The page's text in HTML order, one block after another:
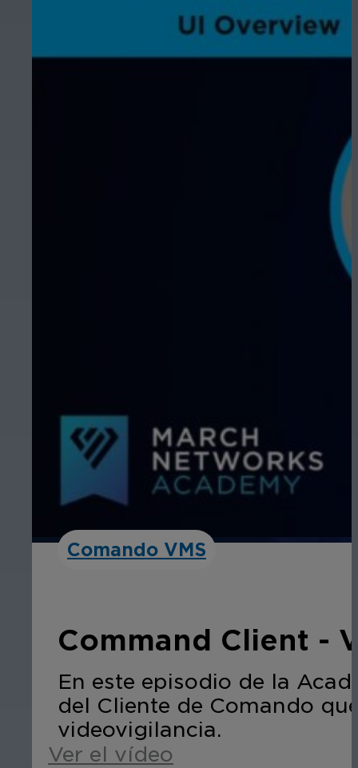
Comando VMS
Command Client -
En este episodio de la
del Cliente de Comando
videovigilancia.
Ver el vídeo